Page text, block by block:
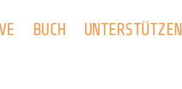
BUCH UNTERSTÜTZEN